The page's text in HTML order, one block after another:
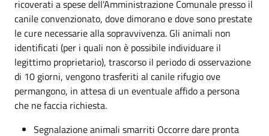
ricoverati a spese dell'Amministrazione Comunale presso il
canile convenzionato, dove dimorano e dove sono prestate
le cure necessarie alla sopravvivenza. Gli animali non
identificati (per i quali non è possibile individuare il
legittimo proprietario), trascorso il periodo di osservazione
di 10 giorni, vengono trasferiti al canile rifugio ove
permangono, in attesa di un eventuale affido a persona
che ne faccia richiesta.
Segnalazione animali smarriti Occorre dare pronta